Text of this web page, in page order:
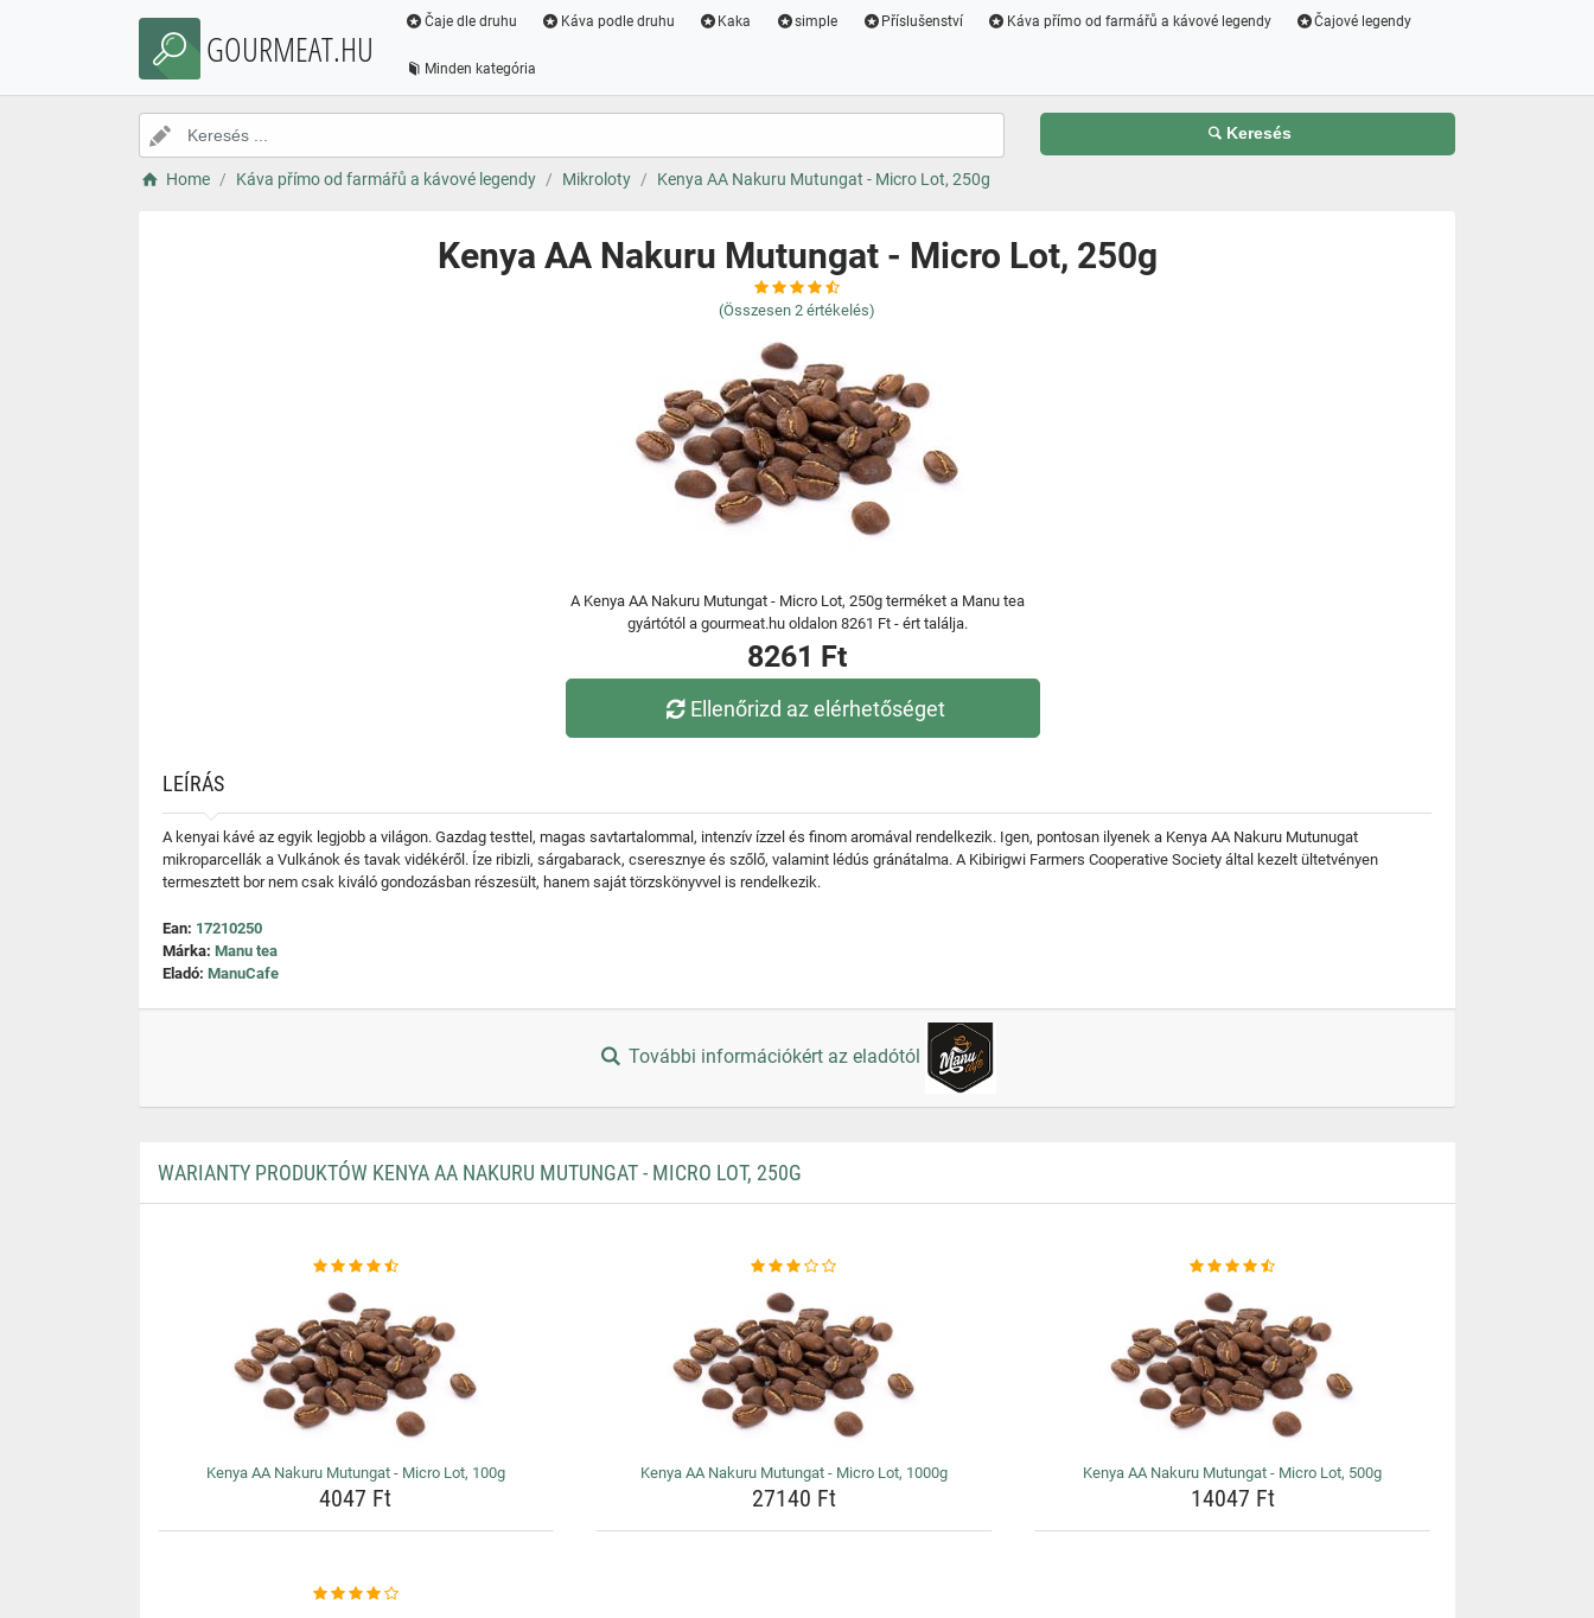
GOURMEAT.HU
Čaje dle druhu Káva podle druhu Kaka simple Příslušenství Káva přímo od farmářů a kávové legendy Čajové legendy
Minden kategória
Keresés
Home Káva přímo od farmářů a kávové legendy Mikroloty Kenya AA Nakuru Mutungat - Micro Lot, 250g
Kenya AA Nakuru Mutungat - Micro Lot, 250g
(Összesen 2 értékelés)
A Kenya AA Nakuru Mutungat - Micro Lot, 250g terméket a Manu tea
gyártótól a gourmeat.hu oldalon 8261 Ft - ért találja.
8261 Ft
Ellenőrizd az elérhetőséget
LEÍRÁS
A kenyai kávé az egyik legjobb a világon. Gazdag testtel, magas savtartalommal, intenzív ízzel és finom aromával rendelkezik. Igen, pontosan ilyenek a Kenya AA Nakuru Mutunugat
mikroparcellák a Vulkánok és tavak vidékéről. Íze ribizli, sárgabarack, cseresznye és szőlő, valamint lédús gránátalma. A Kibirigwi Farmers Cooperative Society által kezelt ültetvényen
termesztett bor nem csak kiváló gondozásban részesült, hanem saját törzskönyvvel is rendelkezik.
Ean: 17210250
Márka: Manu tea
Eladó: ManuCafe
További információkért az eladótól
WARIANTY PRODUKTÓW KENYA AA NAKURU MUTUNGAT - MICRO LOT, 250G
Kenya AA Nakuru Mutungat - Micro Lot, 100g
4047 Ft
Kenya AA Nakuru Mutungat - Micro Lot, 1000g
27140 Ft
Kenya AA Nakuru Mutungat - Micro Lot, 500g
14047 Ft